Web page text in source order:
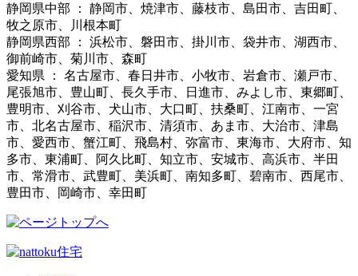
静岡県中部 ： 静岡市、焼津市、藤枝市、島田市、吉田町、
牧之原市、川根本町
静岡県西部 ： 浜松市、磐田市、掛川市、袋井市、湖西市、
御前崎市、菊川市、森町
愛知県 ： 名古屋市、春日井市、小牧市、岩倉市、瀬戸市、
尾張旭市、豊山町、長久手市、日進市、みよし市、東郷町、
豊明市、刈谷市、犬山市、大口町、扶桑町、江南市、一宮
市、北名古屋市、稲沢市、清須市、あま市、大治市、津島
市、愛西市、蟹江町、飛島村、弥富市、東海市、大府市、知
多市、東浦町、阿久比町、知立市、安城市、高浜市、半田
市、常滑市、武豊町、美浜町、南知多町、碧南市、西尾市、
豊田市、岡崎市、幸田町